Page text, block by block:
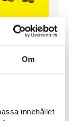
Om
innehållet